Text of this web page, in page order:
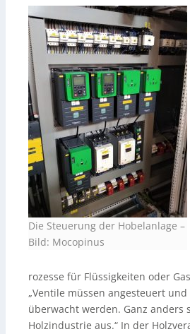
Die Steuerung der Hobelanlage –
Bild: Mocopinus
rozesse für Flüssigkeiten oder
„Ventile müssen angesteuert
überwacht werden. Ganz anders
Holzindustrie aus.“ In der